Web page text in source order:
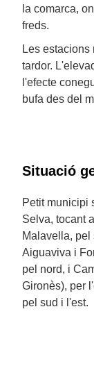
la comarca,
freds.
Les
tardor.
l'efecte
bufa des del
Situació
Petit municipi
Selva, tocant
Malavella, pel
Aiguaviva i
pel nord, i
Gironès), per
pel sud i l'est.